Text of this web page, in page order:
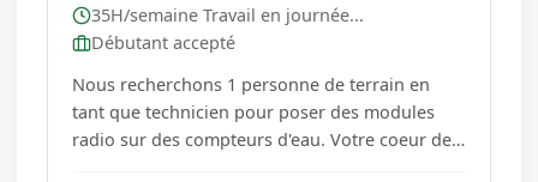
35H/semaine Travail en journée...
Débutant accepté
Nous recherchons 1 personne de terrain en
tant que technicien pour poser des modules
radio sur des compteurs d'eau. Votre coeur de